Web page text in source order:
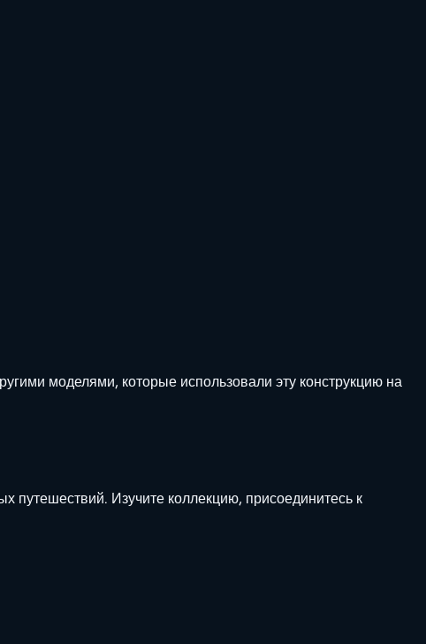
моделями, которые использовали эту конструкцию на
путешествий. Изучите коллекцию, присоединитесь к